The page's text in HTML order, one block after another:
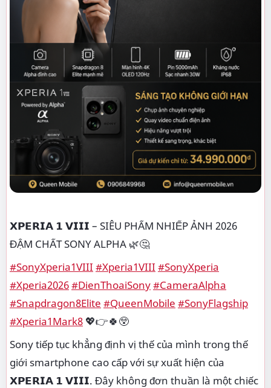
𝗫𝗣𝗘𝗥𝗜𝗔 𝟭 𝗩𝗜𝗜𝗜 – SIÊU PHẨM NHIẾP ẢNH 2026
ĐẬM CHẤT SONY ALPHA 🌿🤔
#SonyXperia1VIII #Xperia1VIII #SonyXperia
#Xperia2026#DienThoaiSony#CameraAlpha
#Snapdragon8Elite #QueenMobile #SonyFlagship
#Xperia1Mark8 💖👉🍀😲
Sony tiếp tục khẳng định vị thế của mình trong thế
giới smartphone cao cấp với sự xuất hiện của
𝗫𝗣𝗘𝗥𝗜𝗔 𝟭 𝗩𝗜𝗜𝗜. Đây không đơn thuần là một chiếc